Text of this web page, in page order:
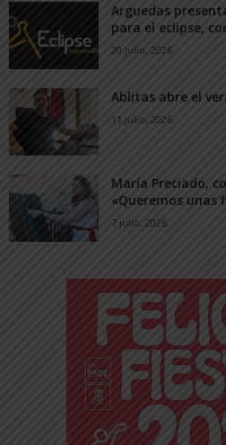
Arguedas
para el eclipse,
20 julio, 2026
Ablitas abre el
11 julio, 2026
María Preciado,
«Queremos unas
7 julio, 2026